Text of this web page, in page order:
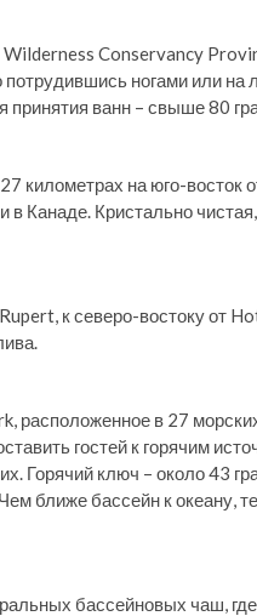
Conservancy
потрудившись ногами или на
принятия ванн – свыше 80
километрах на юго-восток
Канаде. Кристально
к северо-востоку от
расположенное в 27
гостей к горячим
Горячий ключ – около 43
ближе бассейн к океану,
бассейновых чаш,